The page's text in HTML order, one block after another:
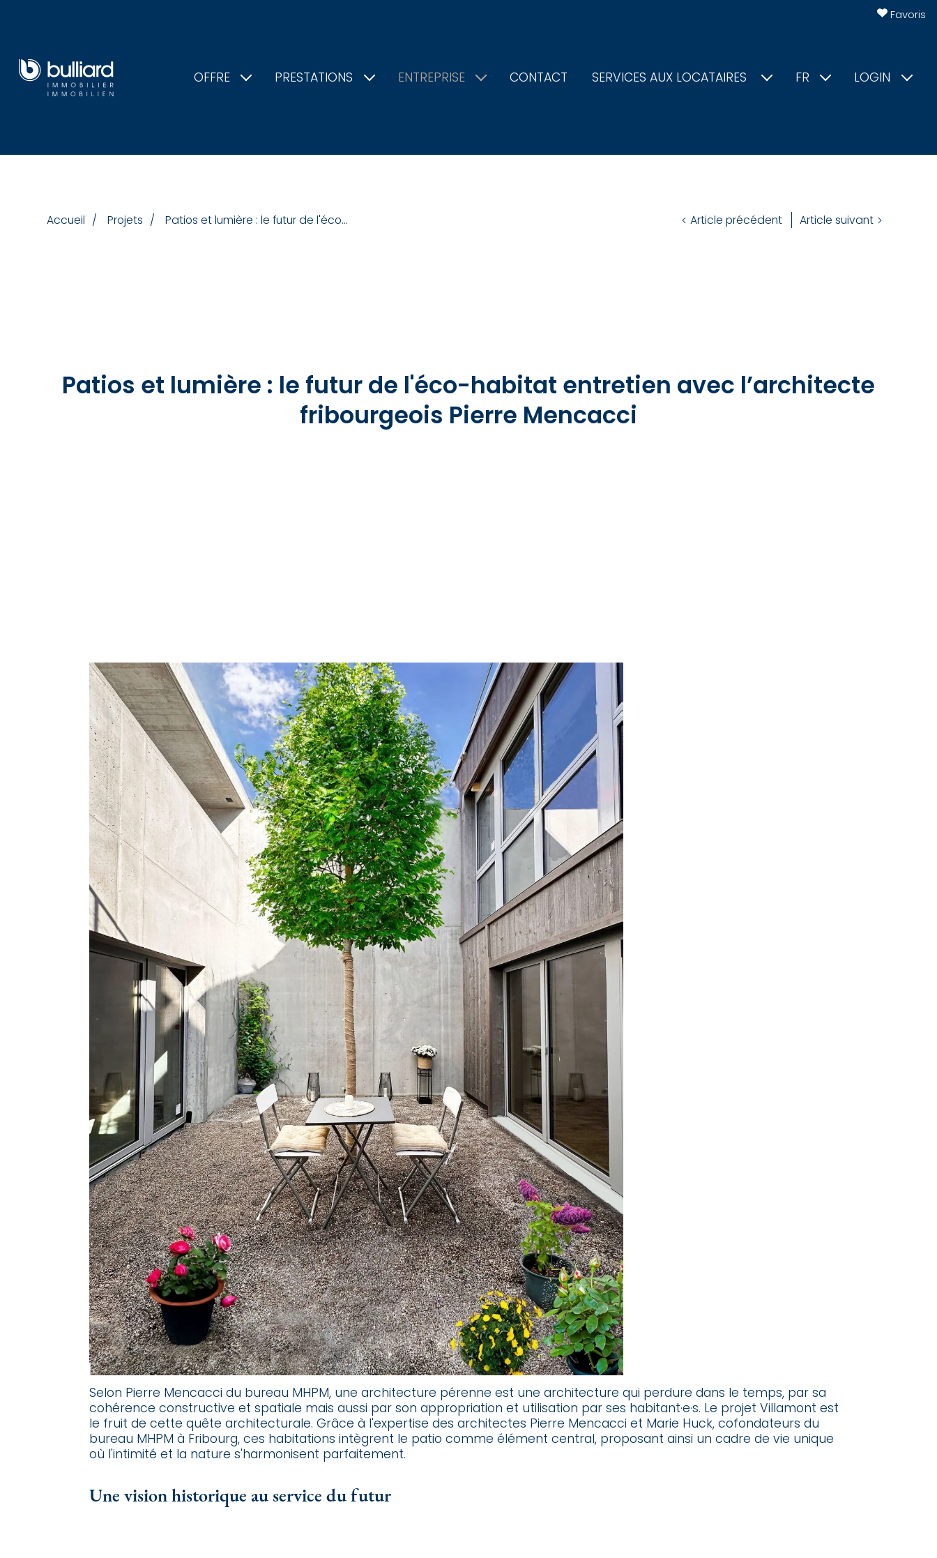
OFFRE PRESTATIONS ENTREPRISE CONTACT SERVICES AUX LOCATAIRES FR LOGIN
Favoris
Accueil Projets Patios et lumière : le futur de l'éco... Article précédent Article suivant
Patios et lumière : le futur de l'éco-habitat entretien avec l’architecte
fribourgeois Pierre Mencacci
Selon Pierre Mencacci du bureau MHPM, une architecture pérenne est une architecture qui perdure dans le temps, par sa
cohérence constructive et spatiale mais aussi par son appropriation et utilisation par ses habitant·e·s. Le projet Villamont est
le fruit de cette quête architecturale. Grâce à l'expertise des architectes Pierre Mencacci et Marie Huck, cofondateurs du
bureau MHPM à Fribourg, ces habitations intègrent le patio comme élément central, proposant ainsi un cadre de vie unique
où l'intimité et la nature s'harmonisent parfaitement.
Une vision historique au service du futur